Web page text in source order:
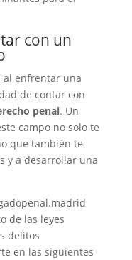
con un
al enfrentar una
de contar con
penal. Un
campo no solo te
que también te
y a desarrollar una
de las leyes
delitos
en las siguientes